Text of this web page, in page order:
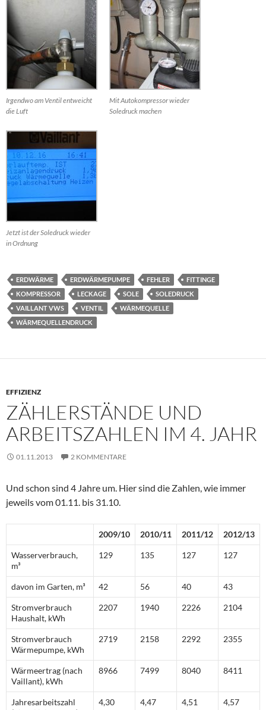
Irgendwo am Ventil entweicht
die Luft
Mit Autokompressor wieder
Soledruck machen
Jetzt ist der Soledruck wieder
in Ordnung
ERDWÄRME ERDWÄRMEPUMPE FEHLER
FITTINGE
KOMPRESSOR
LECKAGE SOLE
SOLEDRUCK
VAILLANT VWS
VENTIL
WÄRMEQUELLE
WÄRMEQUELLENDRUCK
EFFIZIENZ
ZÄHLERSTÄNDE UND
ARBEITSZAHLEN IM 4. JAHR
01.11.2013 2 KOMMENTARE
Und schon sind 4 Jahre um. Hier sind die Zahlen, wie immer
jeweils vom 01.11. bis 31.10.
2009/10 2010/11 2011/12 2012/13
Wasserverbrauch,
m³
129 135 127 127
davon im Garten, m³ 42 56 40 43
Stromverbrauch
Haushalt, kWh
2207 1940 2226 2104
Stromverbrauch
Wärmepumpe, kWh
2719 2158 2292 2355
Wärmeertrag (nach
Vaillant), kWh
8966 7499 8040 8411
Jahresarbeitszahl
4,30 4,47 4,51 4,57